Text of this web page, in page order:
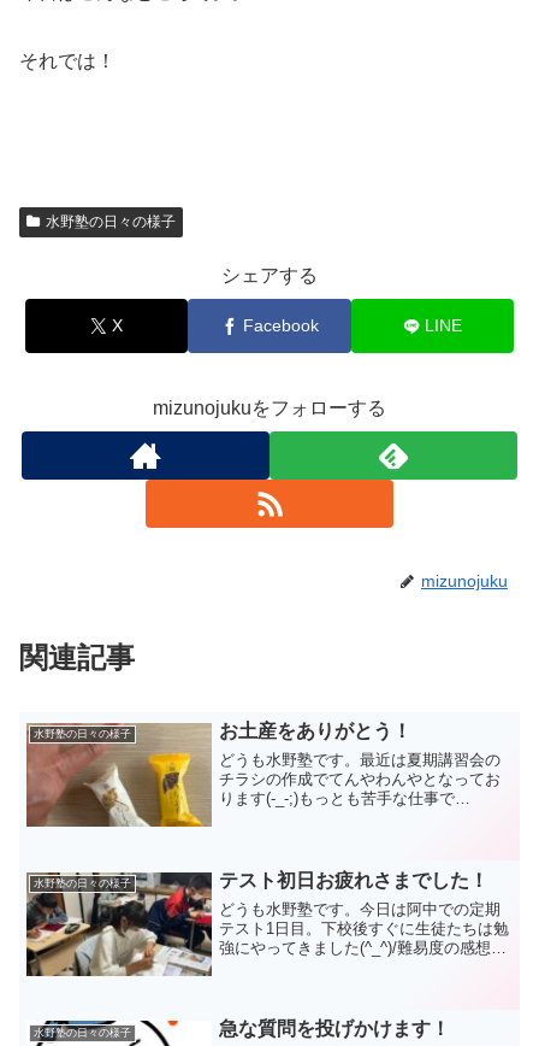
それでは！
水野塾の日々の様子
シェアする
X Facebook LINE
mizunojukuをフォローする
mizunojuku
関連記事
水野塾の日々の様子 お土産をありがとう！
どうも水野塾です。最近は夏期講習会の
チラシの作成でてんやわんやとなってお
ります(-_-;)もっとも苦手な仕事で
のMさんからお土...
水野塾の日々の様子 テスト初日お疲れさまでした！
どうも水野塾です。今日は阿中での定期
テスト1日目。下校後すぐに生徒たちは勉
強にやってきました(^_^)/難易度の感想は
ですね！今日の...
水野塾の日々の様子 急な質問を投げかけます！